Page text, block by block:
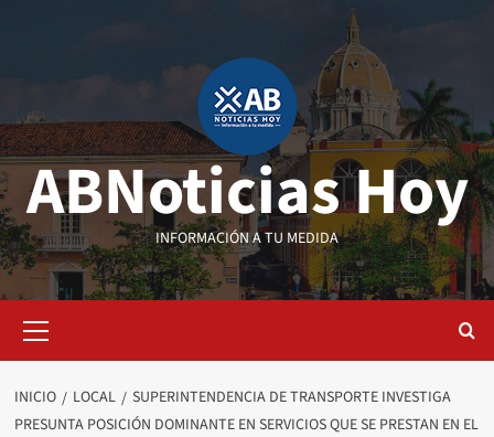
ABNoticias Hoy
INFORMACIÓN A TU MEDIDA
primario
INICIO LOCAL
SUPERINTENDENCIA DE TRANSPORTE INVESTIGA
PRESUNTA POSICIÓN DOMINANTE EN SERVICIOS QUE SE PRESTAN EN EL